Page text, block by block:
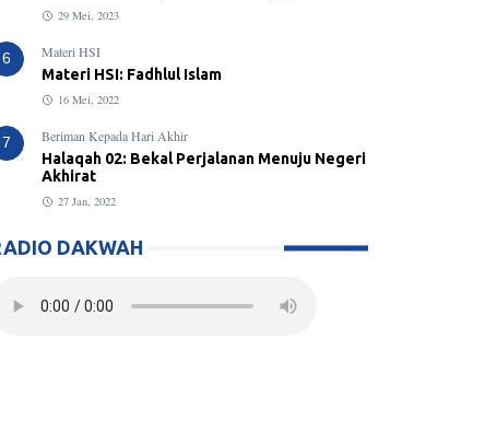
29 Mei, 2023
6
Materi HSI
Materi HSI: Fadhlul Islam
16 Mei, 2022
7
Beriman Kepada Hari Akhir
Halaqah 02: Bekal Perjalanan Menuju Negeri
Akhirat
27 Jan, 2022
DAKWAH